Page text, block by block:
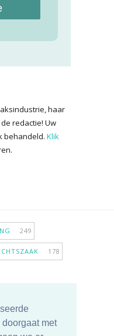
met
haar
redactie! Uw
behandeld. Klik
249
178